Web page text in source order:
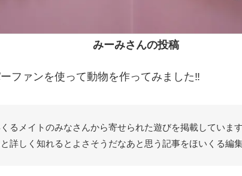
みーみさんの投稿
ファンを使って動物を作ってみました‼️
るメイトのみなさんから寄せられた遊びを掲載しています
と詳しく知れるとよさそうだなあと思う記事をほいくる編